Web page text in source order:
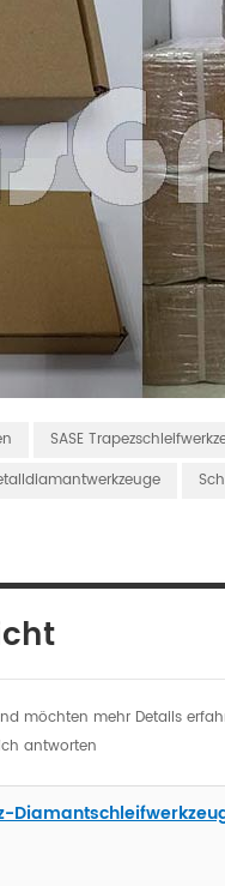
SASE
möchten mehr Details
antworten